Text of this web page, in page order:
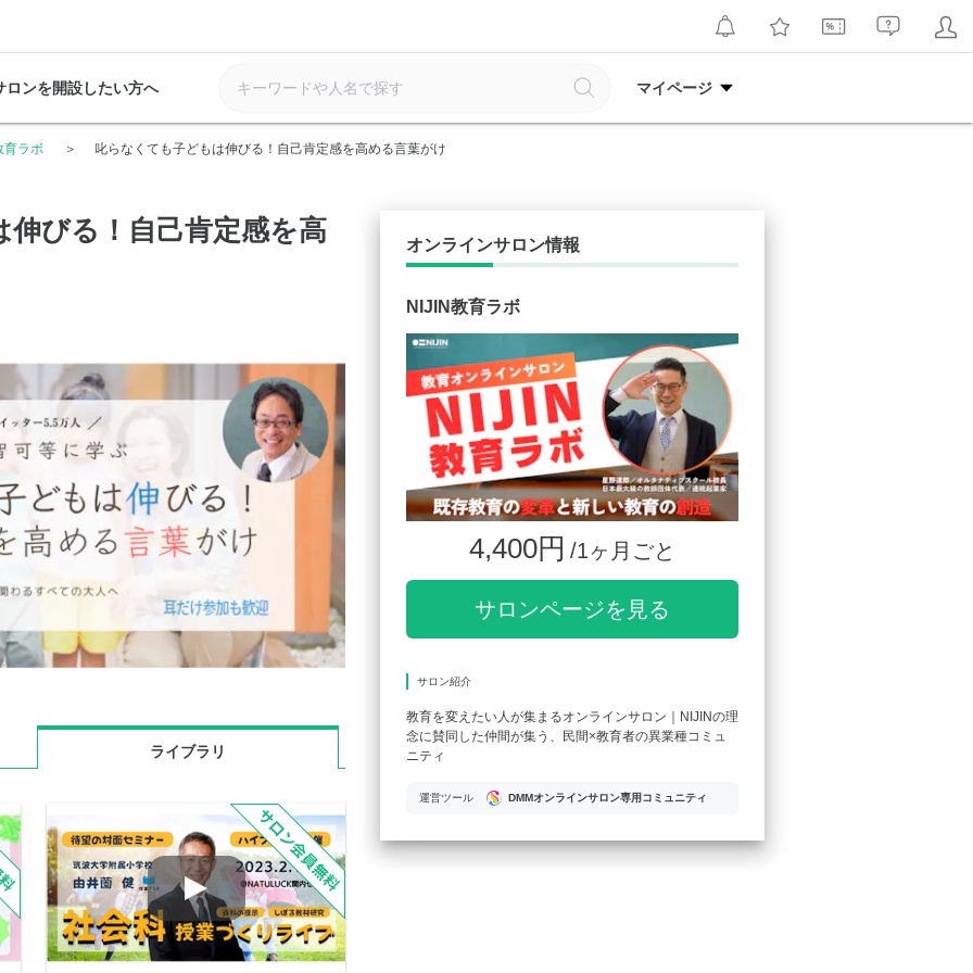
ロンを開設したい方へ マイページ
育ラボ 叱らなくても子どもは伸びる！自己肯定感を高める言葉がけ
びる！自己肯定感を高
ライブラリ
オンラインサロン情報
NIJIN教育ラボ
4,400円 /1ヶ月ごと
サロンページを見る
サロン紹介
教育を変えたい人が集まるオンラインサロン｜NIJINの理
念に賛同した仲間が集う、民間×教育者の異業種コミュ
ニティ
運営ツール DMMオンラインサロン専用コミュニティ